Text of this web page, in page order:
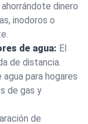
dinero
inodoros o
de agua: El
de distancia.
para hogares
de gas y
de